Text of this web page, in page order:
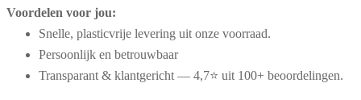
Voordelen voor jou:
Snelle, plasticvrije levering uit onze voorraad.
Persoonlijk en betrouwbaar
Transparant & klantgericht — 4,7⭐ uit 100+ beoordelingen.